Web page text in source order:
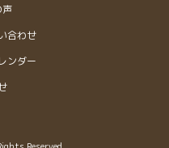
声
合わせ
ンダー